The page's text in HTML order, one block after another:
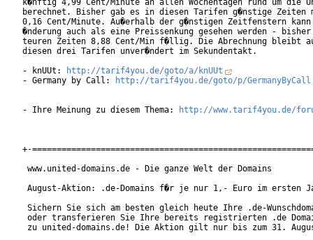
k�nftig 4,99 Cent/Minute an allen Wochentagen rund um die
berechnet. Bisher gab es in diesen Tarifen g�nstige Zeiten
0,16 Cent/Minute. Au�erhalb der g�nstigen Zeitfenstern
�nderung auch als eine Preissenkung gesehen werden - bisher
teuren Zeiten 8,88 Cent/Min f�llig. Die Abrechnung bleibt
diesen drei Tarifen unver�ndert im Sekundentakt.
- knUUt:
http://tarif4you.de/goto/a/knUUt
- Germany by Call:
http://tarif4you.de/goto/p/GermanyByCall
- Ihre Meinung zu diesem Thema: http://www.tarif4you.de/
+-
www.united-domains.de - Die ganze Welt der Domains
August-Aktion: .de-Domains f�r je nur 1,- Euro im ersten
Sichern Sie sich am besten gleich heute Ihre .de-
oder transferieren Sie Ihre bereits registrierten .de
zu united-domains.de! Die Aktion gilt nur bis zum 31.